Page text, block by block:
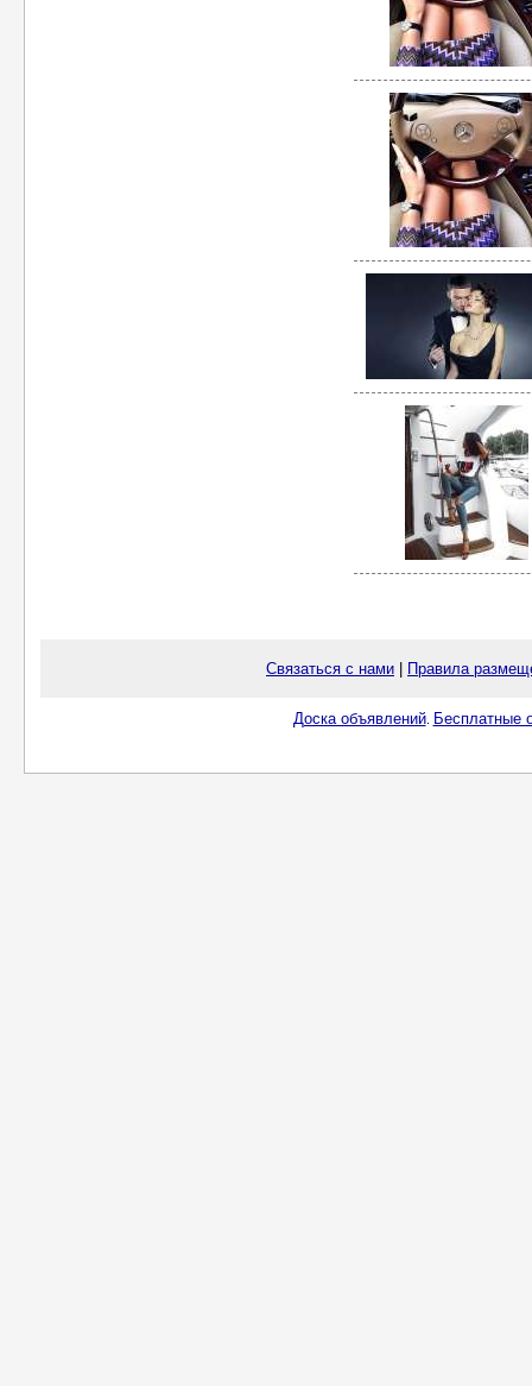
Связаться с нами Правила
Доска объявлений. Бесплатные